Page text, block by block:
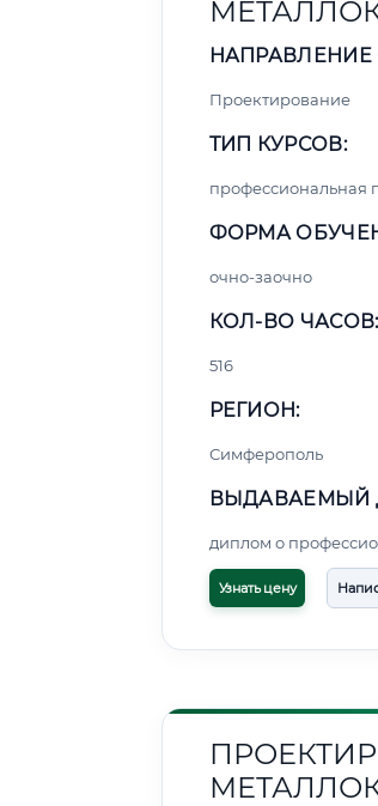
НАПРАВЛЕНИЕ
Проектирование
ТИП КУРСОВ:
профессиональная
ФОРМА
очно-заочно
КОЛ-ВО ЧАСОВ:
516
РЕГИОН:
Симферополь
ВЫДАВАЕМЫЙ
диплом о
Узнать цену